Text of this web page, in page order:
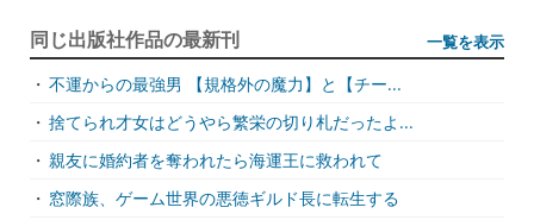
同じ出版社作品の最新刊 一覧を表示
・ 不運からの最強男 【規格外の魔力】と【チー...
・ 捨てられ才女はどうやら繁栄の切り札だったよ...
・ 親友に婚約者を奪われたら海運王に救われて
・ 窓際族、ゲーム世界の悪徳ギルド長に転生する